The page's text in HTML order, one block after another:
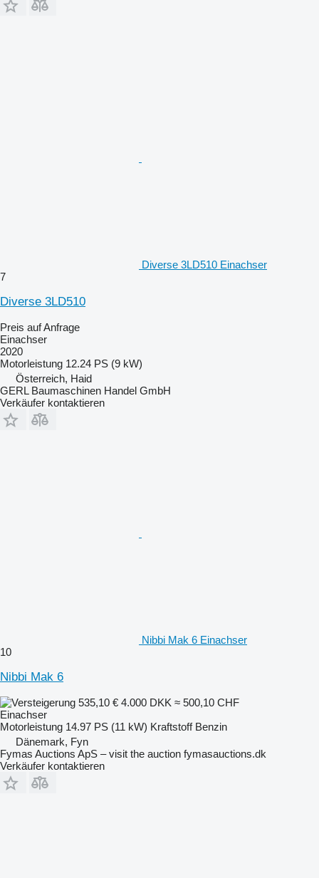
Diverse 3LD510 Einachser
7
Diverse 3LD510
Preis auf Anfrage
Einachser
2020
Motorleistung 12.24 PS (9 kW)
Österreich, Haid
GERL Baumaschinen Handel GmbH
Verkäufer kontaktieren
Nibbi Mak 6 Einachser
10
Nibbi Mak 6
535,10 € 4.000 DKK ≈ 500,10 CHF
Einachser
Motorleistung 14.97 PS (11 kW) Kraftstoff Benzin
Dänemark, Fyn
Fymas Auctions ApS – visit the auction fymasauctions.dk
Verkäufer kontaktieren